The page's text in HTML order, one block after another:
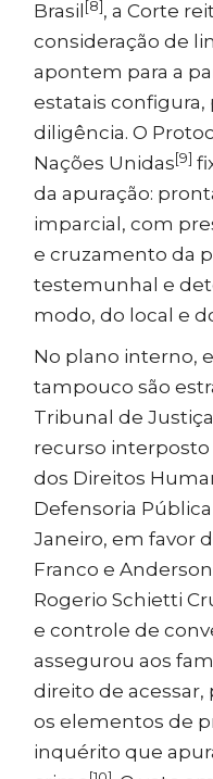
Brasil [8] , a Corte
consideração de
apontem para a
estatais configura,
diligência. O
Nações Unidas[9]
da apuração:
imparcial, com
e cruzamento da
testemunhal e
modo, do local e
No plano interno,
tampouco são
Tribunal de
recurso interposto
dos Direitos
Defensoria
Janeiro, em favor
Franco e
Rogerio Schietti
e controle de
assegurou aos
direito de
os elementos de
inquérito que